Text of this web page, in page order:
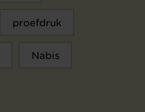
proefdruk
Nabis